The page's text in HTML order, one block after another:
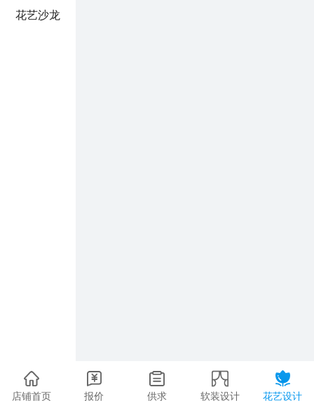
花艺沙龙
店铺首页 报价 供求 软装设计 花艺设计